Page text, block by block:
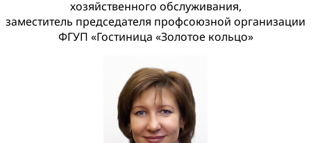
хозяйственного обслуживания,
заместитель председателя профсоюзной организации
ФГУП «Гостиница «Золотое кольцо»